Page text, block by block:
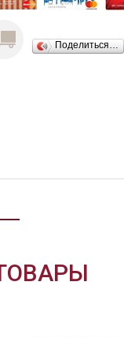
Поделиться…